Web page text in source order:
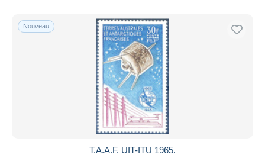
Nouveau
T.A.A.F. UIT-ITU 1965.